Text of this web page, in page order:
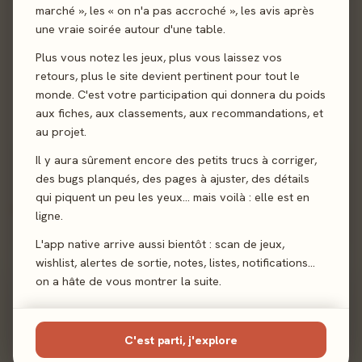
marché », les « on n'a pas accroché », les avis après
une vraie soirée autour d'une table.
Plus vous notez les jeux, plus vous laissez vos
retours, plus le site devient pertinent pour tout le
monde. C'est votre participation qui donnera du poids
aux fiches, aux classements, aux recommandations, et
au projet.
Il y aura sûrement encore des petits trucs à corriger,
des bugs planqués, des pages à ajuster, des détails
qui piquent un peu les yeux… mais voilà : elle est en
ligne.
L'app native arrive aussi bientôt : scan de jeux,
wishlist, alertes de sortie, notes, listes, notifications…
on a hâte de vous montrer la suite.
C'est parti, j'explore
Sortie 1 septembre 2023
Auteur Chris Hamm
Illustration Chris Byer·Yotoy
Éditeur
02 - LE VERDICT